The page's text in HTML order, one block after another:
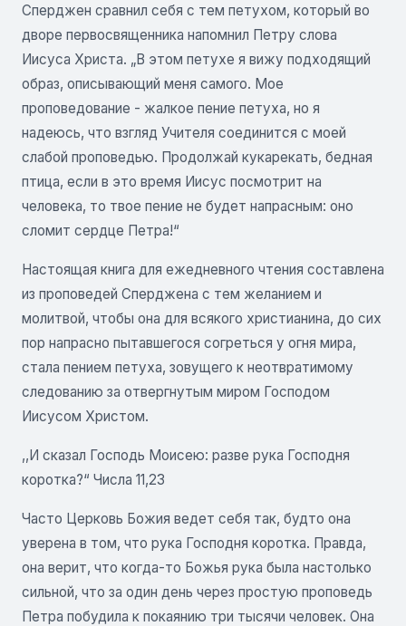
Сперджен сравнил себя с тем петухом, который во
дворе первосвященника напомнил Петру слова
Иисуса Христа. „В этом петухе я вижу подходящий
образ, описывающий меня самого. Мое
проповедование - жалкое пение петуха, но я
надеюсь, что взгляд Учителя соединится с моей
слабой проповедью. Продолжай кукарекать, бедная
птица, если в это время Иисус посмотрит на
человека, то твое пение не будет напрасным: оно
сломит сердце Петра!“
Настоящая книга для ежедневного чтения составлена
из проповедей Сперджена с тем желанием и
молитвой, чтобы она для всякого христианина, до сих
пор напрасно пытавшегося согреться у огня мира,
стала пением петуха, зовущего к неотвратимому
следованию за отвергнутым миром Господом
Иисусом Христом.
,,И сказал Господь Моисею: разве рука Господня
коротка?“ Числа 11,23
Часто Церковь Божия ведет себя так, будто она
уверена в том, что рука Господня коротка. Правда,
она верит, что когда-то Божья рука была настолько
сильной, что за один день через простую проповедь
Петра побудила к покаянию три тысячи человек. Она